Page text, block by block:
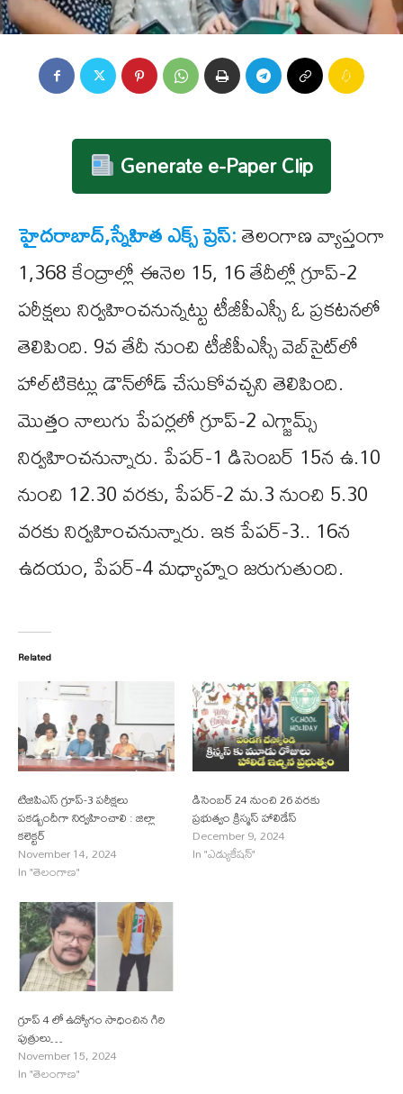
Generate e-Paper Clip
హైదరాబాద్,స్నేహిత ఎక్స్ ప్రెస్:తెలంగాణ వ్యాప్తంగా
1,368 కేంద్రాల్లో ఈనెల 15, 16 తేదీల్లో గ్రూప్‌-2
పరీక్షలు నిర్వహించనున్నట్టు టీజీపీఎస్సీ ఓ ప్రకటనలో
తెలిపింది. 9వ తేదీ నుంచి టీజీపీఎస్సీ వెబ్‌సైట్‌లో
హాల్‌టికెట్లు డౌన్‌లోడ్‌ చేసుకోవచ్చని తెలిపింది.
మొత్తం నాలుగు పేపర్లలో గ్రూప్-2 ఎగ్జామ్స్
నిర్వహించనున్నారు. పేపర్-1 డిసెంబర్ 15న ఉ.10
నుంచి 12.30 వరకు, పేపర్-2 మ.3 నుంచి 5.30
వరకు నిర్వహించనున్నారు. ఇక పేపర్-3.. 16న
ఉదయం, పేపర్-4 మధ్యాహ్నం జరుగుతుంది.
Related
టిజిపిఎస్ గ్రూప్-3 పరీక్షలు
పకడ్బందీగా నిర్వహించాలి : జిల్లా
కలెక్టర్
November 14, 2024
In "తెలంగాణ"
డిసెంబర్ 24 నుంచి 26 వరకు
ప్రభుత్వం క్రిస్మస్ హాలిడేస్
December 9, 2024
In "ఎడ్యుకేషన్"
గ్రూప్ 4 లో ఉద్యోగం సాధించిన గిరి
పుత్రులు…
November 15, 2024
In "తెలంగాణ"